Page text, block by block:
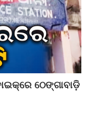
ଠେଙ୍ଗାବାଡ଼ି